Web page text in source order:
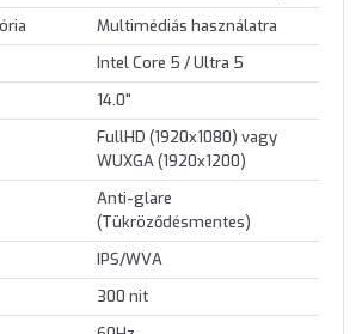
Multimédiás használatra
Intel Core 5 / Ultra 5
14.0"
FullHD (1920x1080) vagy
WUXGA (1920x1200)
Anti-glare
(Tükröződésmentes)
IPS/WVA
300 nit